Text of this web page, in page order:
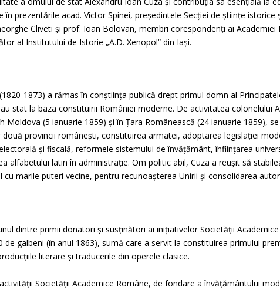
prezentările acad. Victor Spinei, președintele Secției de științe istorice
Cliveti și prof. Ioan Bolovan, membri corespondenți ai Academiei
al Institutului de Istorie „A.D. Xenopol“ din Iași.
1873) a rămas în conștiința publică drept primul domn al
stat la baza constituirii României moderne. De activitatea colonelului
Moldova (5 ianuarie 1859) și în Țara Românească (24 ianuarie 1859),
provincii românești, constituirea armatei, adoptarea legislației
și fiscală, reformele sistemului de învățământ, înființarea
alfabetului latin în administrație. Om politic abil, Cuza a reușit să
cu marile puteri vecine, pentru recunoașterea Unirii și consolidarea
dintre primii donatori și susținători ai inițiativelor Societății
de galbeni (în anul 1863), sumă care a servit la constituirea primului
literare și traducerile din operele clasice.
Societății Academice Române, de fondare a învățământului